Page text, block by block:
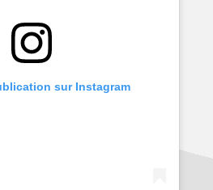
sur Instagram